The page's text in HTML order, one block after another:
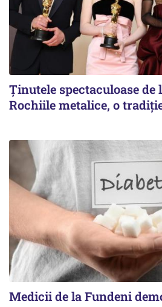
Ținutele spectaculoase de
Rochiile metalice, o
Medicii de la Fundeni